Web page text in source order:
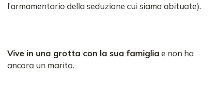
l’armamentario della seduzione cui siamo abituate).
Vive in una grotta con la sua famiglia e non ha
ancora un marito.